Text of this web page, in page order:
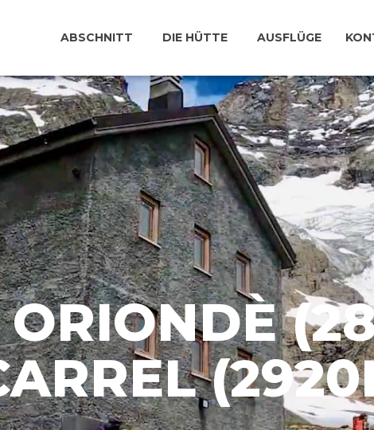
ABSCHNITT DIE HÜTTE AUSFLÜGE
ORIONDÈ